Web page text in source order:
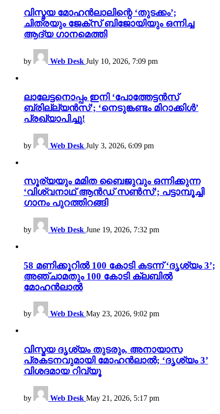
വിസ്മയ മോഹൻലാലിന്റെ ‘തുടക്കം’;
ചിത്രയും ജേക്സ് ബിജോയിയും ഒന്നിച്ച
ആദ്യ ഗാനമെത്തി
by Web Desk July 10, 2026, 7:09 pm
ലാലേട്ടനൊപ്പം ഇനി ‘പോത്തേട്ടൻസ്
ബ്രില്ല്യൻസ്’; ‘നെടുങ്കണ്ടം മിറാക്കിൾ’
പ്രഖ്യാപിച്ചു!
by Web Desk July 3, 2026, 6:09 pm
സൂര്യയും മമിത ബൈജുവും ഒന്നിക്കുന്ന
‘വിശ്വനാഥ് ആൻഡ് സൺസ്’; പട്ടാമ്പൂച്ചി
ഗാനം പുറത്തിറങ്ങി
by Web Desk June 19, 2026, 7:32 pm
58 മണിക്കൂറിൽ 100 കോടി കടന്ന് ‘ദൃശ്യം 3’;
അഞ്ചാമതും 100 കോടി ക്ലബിൽ
മോഹൻലാൽ
by Web Desk May 23, 2026, 9:02 pm
വിസ്മയ ദൃശ്യം തുടരും, അനായാസ
പ്രകടനവുമായി മോഹൻലാൽ; ‘ദൃശ്യം 3’
വിശദമായ റിവ്യൂ
by Web Desk May 21, 2026, 5:17 pm